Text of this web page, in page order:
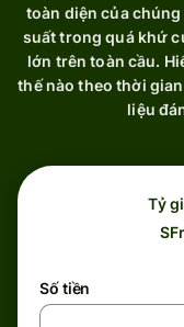
toàn diện của
suất trong quá khứ
lớn trên toàn cầu.
thế nào theo thời
liệu
Tỷ
Số tiền